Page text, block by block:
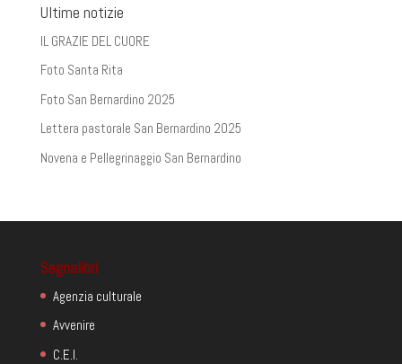
Ultime notizie
IL GRAZIE DEL CUORE
Foto Santa Rita
Foto San Bernardino 2025
Lettera pastorale San Bernardino 2025
Novena e Pellegrinaggio San Bernardino
Segnalibri
Agenzia culturale
Avvenire
C.E.I.